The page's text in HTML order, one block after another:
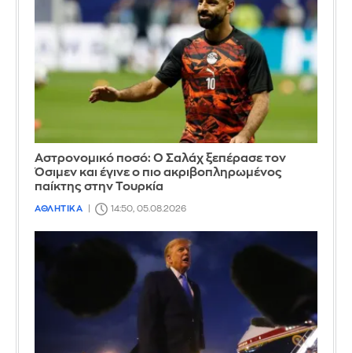
Αστρονομικό ποσό: Ο Σαλάχ ξεπέρασε τον
Όσιμεν και έγινε ο πιο ακριβοπληρωμένος
παίκτης στην Τουρκία
ΑΘΛΗΤΙΚΑ 14:50, 05.08.2026